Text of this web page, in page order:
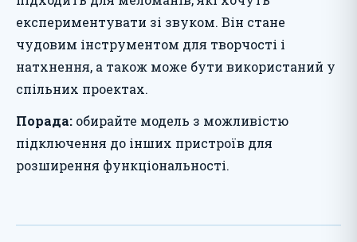
експериментувати зі звуком. Він стане
чудовим інструментом для творчості і
натхнення, а також може бути використаний у
спільних проектах.
Порада: обирайте модель з можливістю
підключення до інших пристроїв для
розширення функціональності.